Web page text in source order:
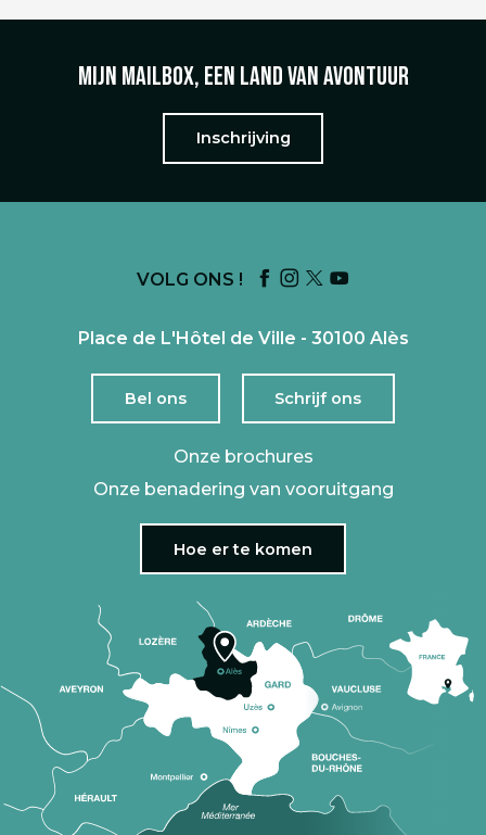
Mijn mailbox, een land van avontuur
Inschrijving
VOLG ONS !
Place de L'Hôtel de Ville - 30100 Alès
Bel ons Schrijf ons
Onze brochures
Onze benadering van vooruitgang
Hoe er te komen